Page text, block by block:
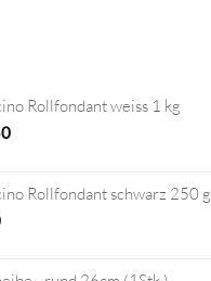
Rollfondant weiss 1 kg
Rollfondant schwarz 250 g